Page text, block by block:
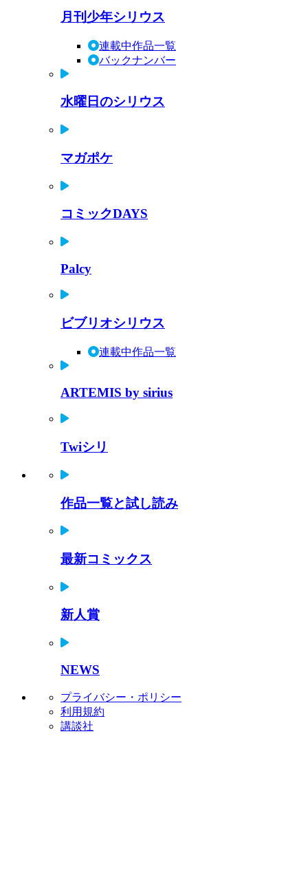
月刊少年シリウス
連載中作品一覧
バックナンバー
水曜日のシリウス
マガポケ
コミックDAYS
Palcy
ビブリオシリウス
連載中作品一覧
ARTEMIS by sirius
Twiシリ
作品一覧と試し読み
最新コミックス
新人賞
NEWS
プライバシー・ポリシー
利用規約
講談社